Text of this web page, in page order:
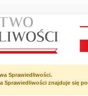
Sprawiedliwości.
Sprawiedliwości znajduje się